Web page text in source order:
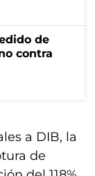
de
contra
a DIB, la
de